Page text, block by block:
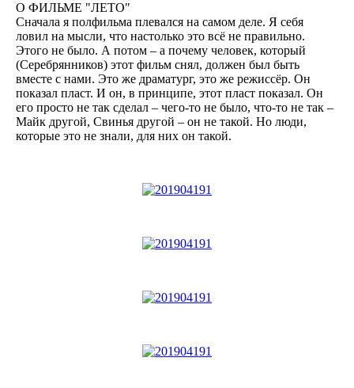
О ФИЛЬМЕ "ЛЕТО"
Сначала я полфильма плевался на самом деле. Я себя
ловил на мысли, что настолько это всё не правильно.
Этого не было. А потом – а почему человек, который
(Серебрянников) этот фильм снял, должен был быть
вместе с нами. Это же драматург, это же режиссёр. Он
показал пласт. И он, в принципе, этот пласт показал. Он
его просто не так сделал – чего-то не было, что-то не так –
Майк другой, Свинья другой – он не такой. Но люди,
которые это не знали, для них он такой.